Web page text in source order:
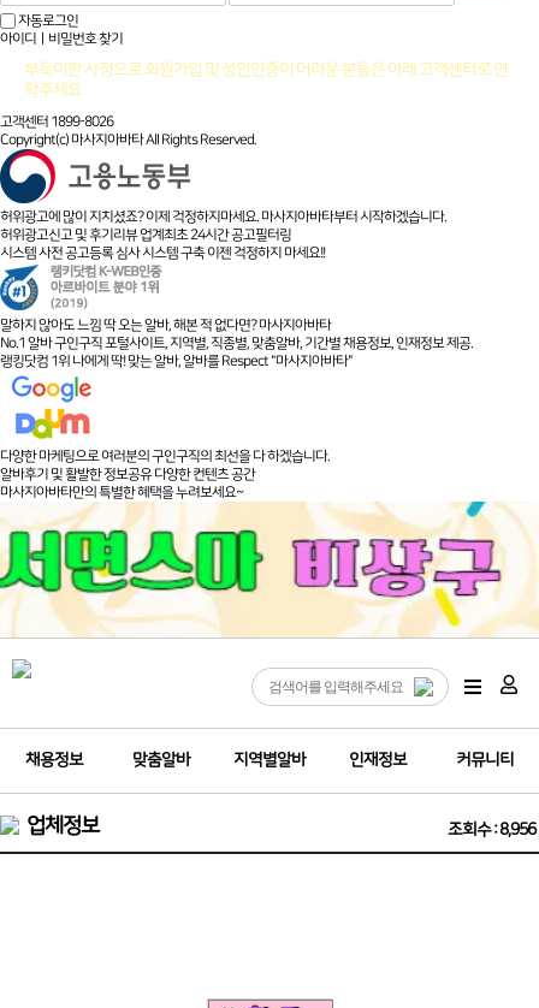
자동로그인
아이디ㅣ비밀번호 찾기
부득이한 사정으로 회원가입 및 성인인증이 어려운 분들은 아래 고객센터로 연
락주세요
고객센터 1899-8026
Copyright(c) 마사지아바타 All Rights Reserved.
허위광고에 많이 지치셨죠? 이제 걱정하지마세요. 마사지아바타부터 시작하겠습니다.
허위광고신고 및 후기리뷰 업계최초 24시간 공고필터링
시스템 사전 공고등록 심사 시스템 구축 이젠 걱정하지 마세요!!
말하지 않아도 느낌 딱 오는 알바, 해본 적 없다면? 마사지아바타
No.1 알바 구인구직 포털사이트, 지역별, 직종별, 맞춤알바, 기간별 채용정보, 인재정보 제공.
랭킹닷컴 1위 나에게 딱! 맞는 알바, 알바를 Respect "마사지아바타"
다양한 마케팅으로 여러분의 구인구직의 최선을 다 하겠습니다.
알바후기 및 활발한 정보공유 다양한 컨텐츠 공간
마사지아바타만의 특별한 혜택을 누려보세요~
채용정보 맞춤알바 지역별알바 인재정보 커뮤니티
업체정보 조회수 : 8,956